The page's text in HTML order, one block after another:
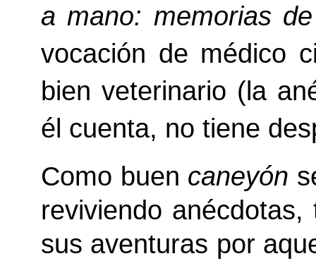
a mano: memorias
vocación de médico
bien veterinario (la
él cuenta, no tiene
Como buen caneyón
reviviendo
sus aventuras por